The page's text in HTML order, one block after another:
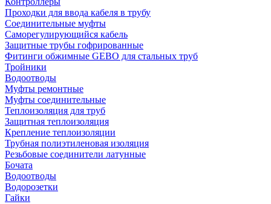
Проходки для ввода кабеля в трубу
Соединительные муфты
Саморегулирующийся кабель
Защитные трубы гофрированные
Фитинги обжимные GEBO для стальных труб
Тройники
Водоотводы
Муфты ремонтные
Муфты соединительные
Теплоизоляция для труб
Защитная теплоизоляция
Крепление теплоизоляции
Трубная полиэтиленовая изоляция
Резьбовые соединители латунные
Бочата
Водоотводы
Водорозетки
Гайки